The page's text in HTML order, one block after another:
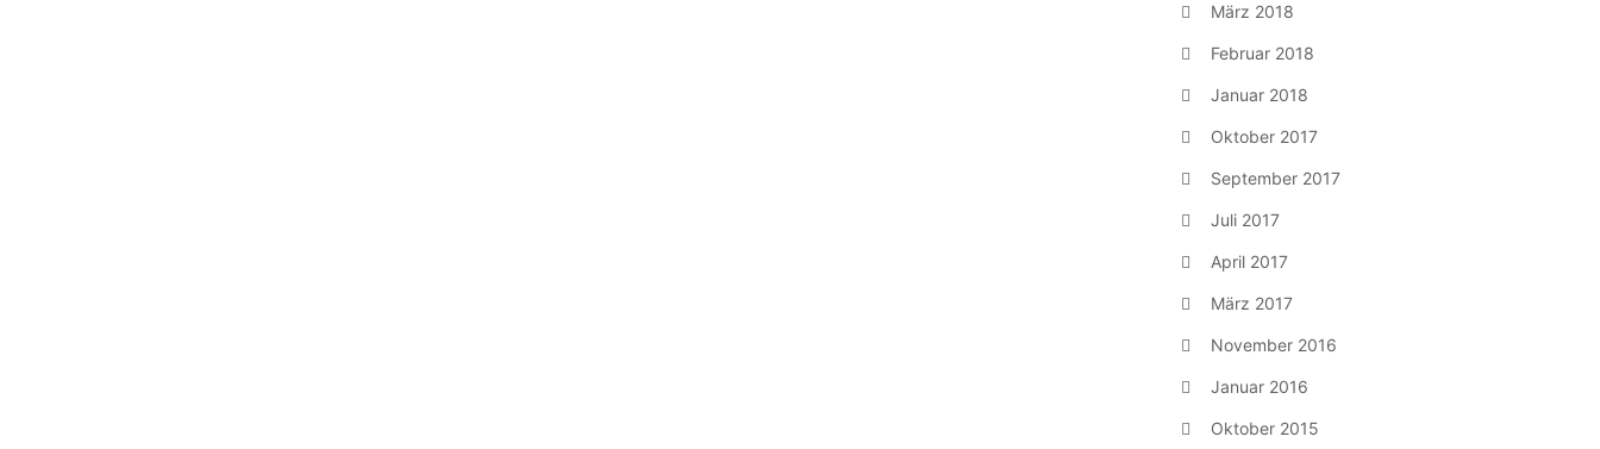
März 2018
Februar 2018
Januar 2018
Oktober 2017
September 2017
Juli 2017
April 2017
März 2017
November 2016
Januar 2016
Oktober 2015